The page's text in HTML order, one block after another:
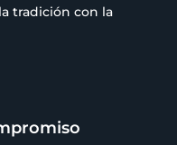
tradición con la